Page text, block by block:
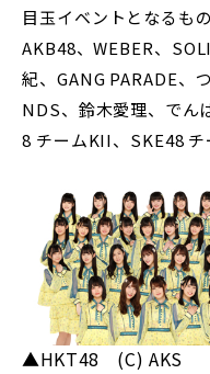
目玉イベントとなるも
AKB48、WEBER、
紀、GANG PARADE、
NDS、鈴木愛理、でん
8 チームKII、SKE48 チ
▲HKT48 (C) AKS